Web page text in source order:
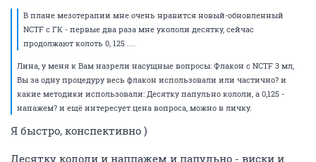
В плане мезотерапии мне очень нравится новый-обновленный
NCTF с ГК - первые два раза мне укололи десятку, сейчас
продолжают колоть 0, 125 ....
Лина, у меня к Вам назрели насущные вопросы: Флакон с NCTF 3 мл,
Вы за одну процедуру весь флакон использовали или частично? и
какие методики использовали: Десятку папульно кололи, а 0,125 -
напажем? и ещё интересует цена вопроса, можно в личку.
Я быстро, конспективно )
Десятку кололи и наппажем и папульно - виски и